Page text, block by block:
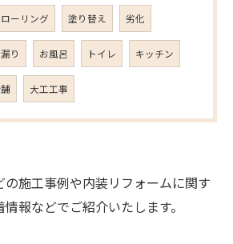
ーリング 塗り替え 劣化
り お風呂 トイレ キッチン
大工工事
施工事例や内装リフォームに関す
報などでご紹介いたします。